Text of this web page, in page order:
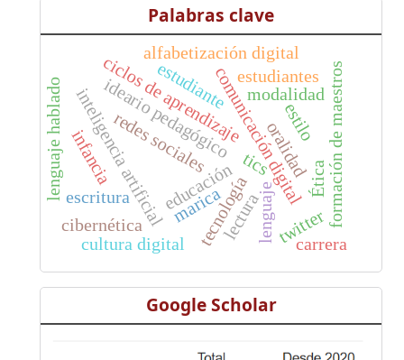
Palabras clave
lenguaje
tecnología
comunicación digital
educación
inteligencia artificial
alfabetización digital
tics
ideario pedagógico
ciclos de aprendizajemodalidad
redes sociales estilo formación de maestros
lectura
escritura
oralidad
marica
twitter
lenguaje habladoinfancia
estudiante
cultura digital
cibernética
estudiantes
carrera
Ética
Google Scholar